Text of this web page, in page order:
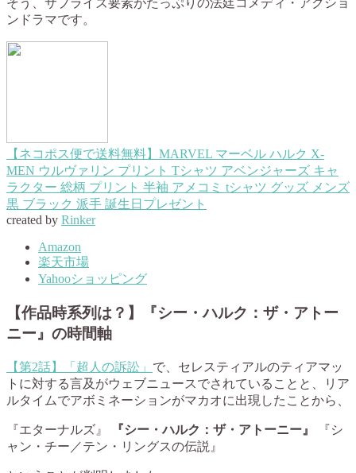
そう、サプライズ要素がたっぷりの法廷コメディ・アクショ
ンドラマです。
【ネコポス便で送料無料】MARVEL マーベル ハルク X-
MEN ウルヴァリン プリント Tシャツ アベンジャーズ キャ
ラクター 総柄 プリント 半袖 アメコミ tシャツ グッズ メンズ
黒 ブラック 派手 誕生日プレゼント
created by Rinker
Amazon
楽天市場
Yahooショッピング
【作品時系列は？】『シー・ハルク：ザ・アトー
ニー』の時間軸
【第2話】「超人の訴訟」 で、セレスティアルのティアマッ
トに対する言及がウェブニュースでされていることと、リア
ルタイムでアボミネーションがマカオに出現したことから、
『エターナルズ』 『シー・ハルク：ザ・アトーニー』
『シ
ャン・チー／テン・リングスの伝説』